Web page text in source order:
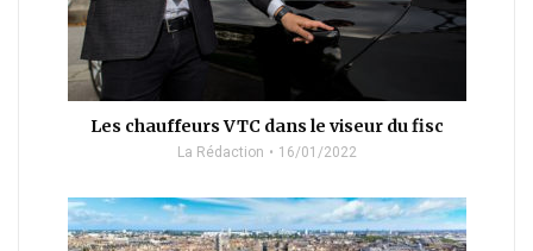
Les chauffeurs VTC dans le viseur du fisc
La Rédaction 16/01/2022